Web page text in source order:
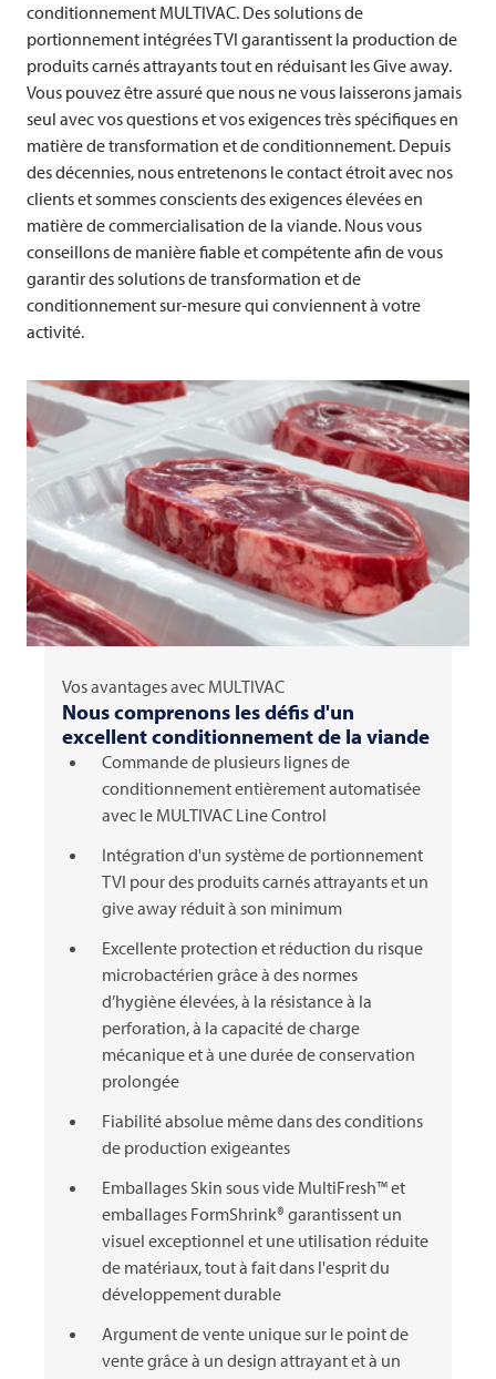
conditionnement MULTIVAC. Des solutions de
portionnement intégréesTVI garantissent la production de
produits carnés attrayants tout en réduisant les Give away.
Vous pouvez être assuré que nous ne vous laisserons jamais
seul avec vos questions et vos exigences très spécifiques en
matière de transformation et de conditionnement. Depuis
des décennies, nous entretenons le contact étroit avec nos
clients et sommes conscients des exigences élevées en
matière de commercialisation de la viande. Nous vous
conseillons de manière fiable et compétente afin de vous
garantir des solutions de transformation et de
conditionnement sur-mesure qui conviennent à votre
activité.
Vos avantages avec MULTIVAC
Nous comprenons les défis d'un
excellent conditionnement de la viande
Commande de plusieurs lignes de
conditionnement entièrement automatisée
avec le MULTIVAC Line Control
Intégration d'un système de portionnement
TVI pour des produits carnés attrayants et un
give away réduit à son minimum
Excellente protection et réduction du risque
microbactérien grâce à des normes
d’hygiène élevées, à la résistance à la
perforation, à la capacité de charge
mécanique et à une durée de conservation
prolongée
Fiabilité absolue même dans des conditions
de production exigeantes
Emballages Skin sous vide MultiFresh™ et
emballages FormShrink® garantissent un
visuel exceptionnel et une utilisation réduite
de matériaux, tout à fait dans l'esprit du
développement durable
Argument de vente unique sur le point de
vente grâce à un design attrayant et à un